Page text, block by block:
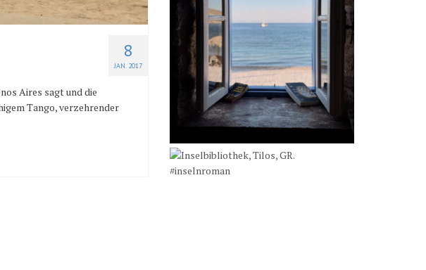
8
JAN. 2017
Aires sagt und die
Tango, verzehrender